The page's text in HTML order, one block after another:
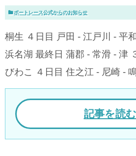
ボートレース公式からのお知らせ
桐生 ４日目 戸田 - 江戸川 - 平
浜名湖 最終日 蒲郡 - 常滑 - 津
びわこ ４日目 住之江 - 尼崎 -
記事を読む